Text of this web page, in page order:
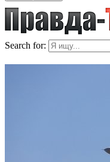
Search for: